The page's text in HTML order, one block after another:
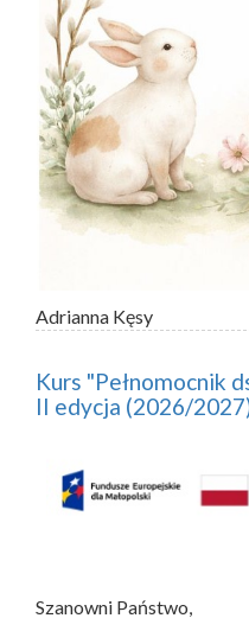
Adrianna Kęsy
Kurs "Pełnomocnik
II edycja (2026/
Szanowni Państwo,